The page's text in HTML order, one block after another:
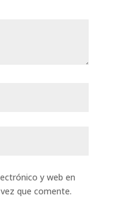
y web en
que comente.